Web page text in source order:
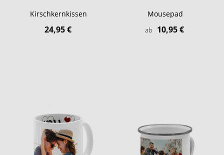
Kirschkernkissen
24,95 €
Mousepad
ab 10,95 €